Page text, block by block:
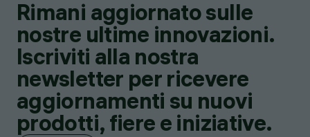
Rimani aggiornato sulle
nostre ultime innovazioni.
Iscriviti alla nostra
newsletter per ricevere
aggiornamenti su nuovi
prodotti, fiere e iniziative.